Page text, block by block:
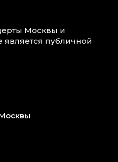
Москвы и
является публичной